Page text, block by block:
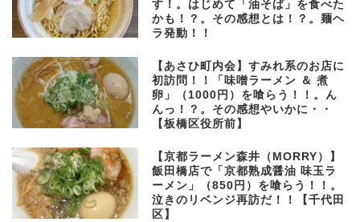
す！。はじめて「油そば」を食べた
かも！？。その感想とは！？。麺ヘ
ラ発動！！
【あさひ町内会】すみれ系のお店に
初訪問！！「味噌ラーメン ＆ 煮
卵」（1000円）を喰らう！！。ん
んっ！？。その感想やいかに・・
【板橋区役所前】
【京都ラーメン森井（MORRY）】
飯田橋店で「京都熟成醤油 味玉ラ
ーメン」（850円）を喰らう！！。
泣きのリベンジ再訪だ！！【千代田
区】